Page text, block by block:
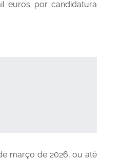
euros por candidatura
março de 2026, ou até